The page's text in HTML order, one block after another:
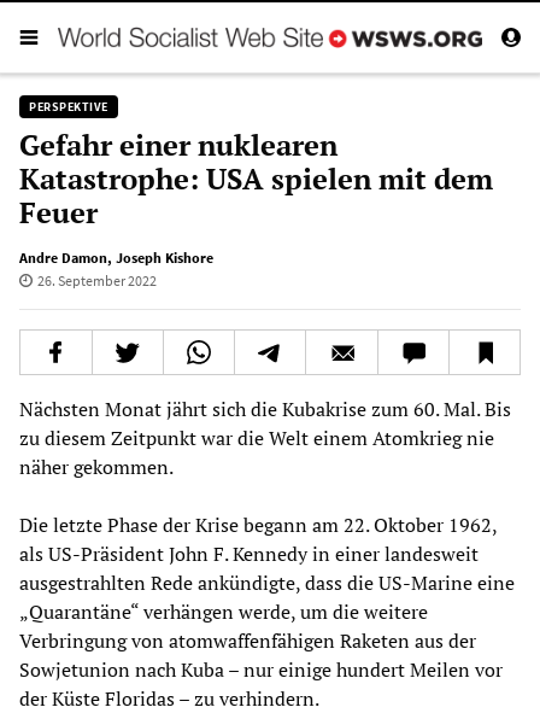
PERSPEKTIVE
Gefahr einer nuklearen
Katastrophe: USA spielen mit dem
Feuer
Andre Damon, Joseph Kishore
26. September 2022
Nächsten Monat jährt sich die Kubakrise zum 60. Mal. Bis
zu diesem Zeitpunkt war die Welt einem Atomkrieg nie
näher gekommen.
Die letzte Phase der Krise begann am 22. Oktober 1962,
als US-Präsident John F. Kennedy in einer landesweit
ausgestrahlten Rede ankündigte, dass die US-Marine eine
„Quarantäne“ verhängen werde, um die weitere
Verbringung von atomwaffenfähigen Raketen aus der
Sowjetunion nach Kuba – nur einige hundert Meilen vor
der Küste Floridas – zu verhindern.